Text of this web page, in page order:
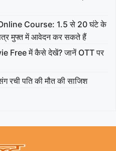
Online Course: 1.5 से 20 घंटे के
मुफ्त में आवेदन कर सकते हैं
Free में कैसे देखें? जानें OTT पर
रची पति की मौत की साजिश